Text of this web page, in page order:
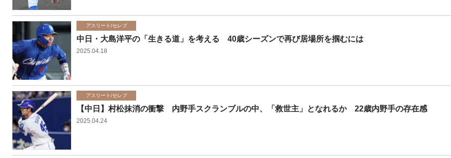
アスリート/セレブ
中日・大島洋平の「生きる道」を考える 40歳シーズンで再び居場所を掴むには
2025.04.18
アスリート/セレブ
【中日】村松抹消の衝撃 内野手スクランブルの中、「救世主」となれるか 22歳内野手の存在感
2025.04.24